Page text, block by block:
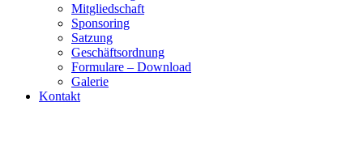
Mitgliedschaft
Sponsoring
Satzung
Geschäftsordnung
Formulare – Download
Galerie
Kontakt